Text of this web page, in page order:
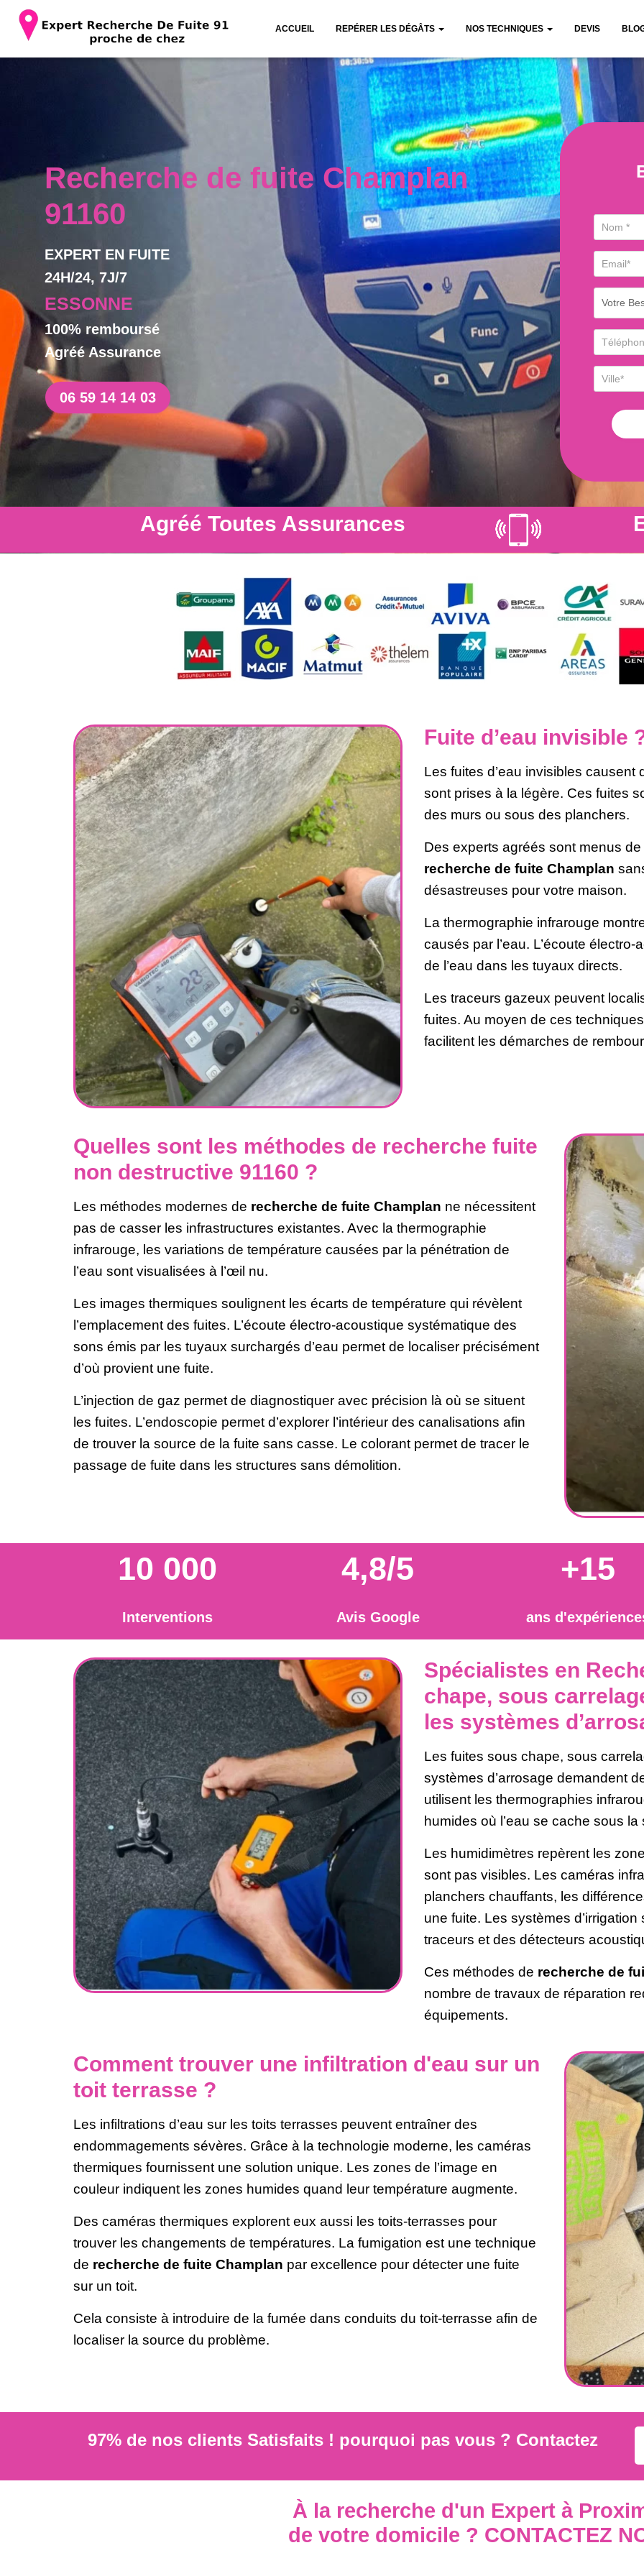
ACCUEIL REPÉRER LES DÉGÂTS NOS TECHNIQUES DEVIS
Recherche de fuite Champlan
91160
EXPERT EN FUITE
24H/24, 7J/7
ESSONNE
100% remboursé
Agréé Assurance
06 59 14 14 03
Agréé Toutes Assurances
Fuite d’eau invisible
Les fuites d’eau invisibles
sont prises à la légère. Ces fuites
des murs ou sous des planchers.
Des experts agréés sont menus
recherche de fuite Champlan
désastreuses pour votre maison.
La thermographie infrarouge
causés par l’eau. L’écoute
de l’eau dans les tuyaux directs.
Les traceurs gazeux peuvent
fuites. Au moyen de ces
facilitent les démarches de
Quelles sont les méthodes de recherche fuite
non destructive 91160 ?
Les méthodes modernes de recherche de fuite Champlan ne nécessitent
pas de casser les infrastructures existantes. Avec la thermographie
infrarouge, les variations de température causées par la pénétration de
l’eau sont visualisées à l’œil nu.
Les images thermiques soulignent les écarts de température qui révèlent
l’emplacement des fuites. L’écoute électro-acoustique systématique des
sons émis par les tuyaux surchargés d’eau permet de localiser précisément
d’où provient une fuite.
L’injection de gaz permet de diagnostiquer avec précision là où se situent
les fuites. L’endoscopie permet d’explorer l’intérieur des canalisations afin
de trouver la source de la fuite sans casse. Le colorant permet de tracer le
passage de fuite dans les structures sans démolition.
10 000
Interventions
4,8/5
Avis Google
+15
ans
Spécialistes en
chape, sous
les systèmes
Les fuites sous chape, sous
systèmes d’arrosage demandent
utilisent les thermographies
humides où l’eau se cache sous la
Les humidimètres repèrent les
sont pas visibles. Les caméras
planchers chauffants, les
une fuite. Les systèmes
traceurs et des détecteurs
Ces méthodes de recherche de
nombre de travaux de réparation
équipements.
Comment trouver une infiltration d'eau sur un
toit terrasse ?
Les infiltrations d’eau sur les toits terrasses peuvent entraîner des
endommagements sévères. Grâce à la technologie moderne, les caméras
thermiques fournissent une solution unique. Les zones de l’image en
couleur indiquent les zones humides quand leur température augmente.
Des caméras thermiques explorent eux aussi les toits-terrasses pour
trouver les changements de températures. La fumigation est une technique
de recherche de fuite Champlan par excellence pour détecter une fuite
sur un toit.
Cela consiste à introduire de la fumée dans conduits du toit-terrasse afin de
localiser la source du problème.
97% de nos clients Satisfaits ! pourquoi pas vous ? Contactez
À la recherche d'un Expert à
de votre domicile ? CONTACTEZ